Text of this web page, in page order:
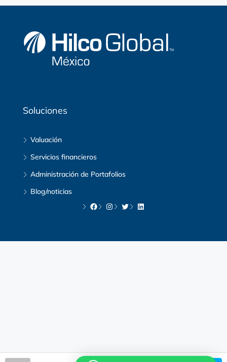
Soluciones
Valuación
Servicios financieros
Administración de Portafolios
Blog/noticias